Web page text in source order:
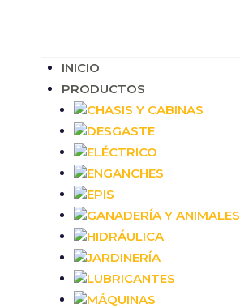
INICIO
PRODUCTOS
CHASIS Y CABINAS
DESGASTE
ELÉCTRICO
ENGANCHES
EPIS
GANADERÍA Y ANIMALES
HIDRÁULICA
JARDINERÍA
LUBRICANTES
MÁQUINAS